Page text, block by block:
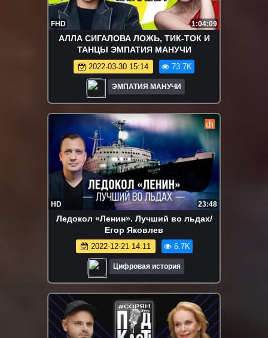
FHD 1:04:09
АЛЛА СИГАЛОВА ЛОЖЬ, ТИК-ТОК И
ТАНЦЫ ЭМПАТИЯ МАНУЧИ
2022-03-30 15:14 73.7K
ЭМПАТИЯ МАНУЧИ
HD 23:48
Ледокол «Ленин». Лучший во льдах/
Егор Яковлев
2022-12-21 14:11 6.7K
Цифровая история